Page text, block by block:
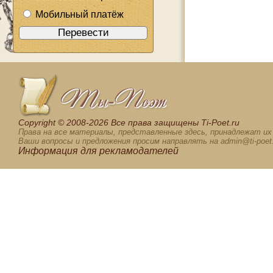
Мобильный платёж
Сopyright © 2008-2026 Все права защищены Ti-Poet.ru
Права на все материалы, представленные здесь, принадлежат
Ваши вопросы и предложения просим направлять на admin@ti-
Информация для рекламодателей